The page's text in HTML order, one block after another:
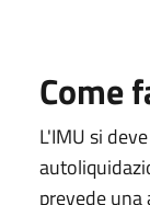
Come
L'IMU si
prevede una